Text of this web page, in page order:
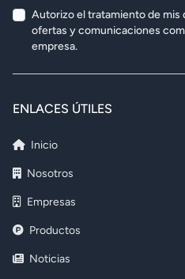
Autorizo el tratamiento de mis
ofertas y comunicaciones
empresa.
ENLACES ÚTILES
Inicio
Nosotros
Empresas
Productos
Noticias